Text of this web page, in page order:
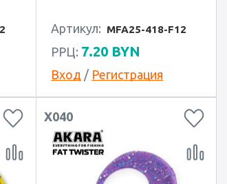
Артикул: MFA25-418-F12
РРЦ: 7.20 BYN
Вход / Регистрация
X040